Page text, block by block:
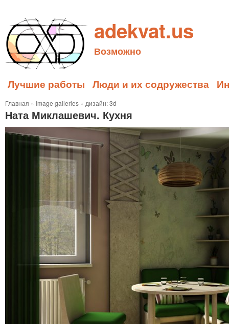
adekvat.us
Возможно
Лучшие работы Люди и их содружества
Главная » Image galleries » дизайн: 3d
Ната Миклашевич. Кухня